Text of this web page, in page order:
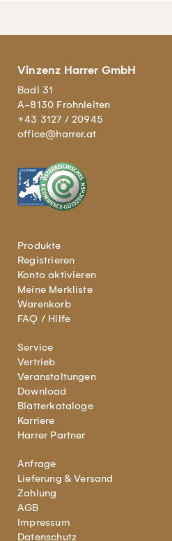
Vinzenz Harrer GmbH
Badl 31
A-8130 Frohnleiten
+43 3127 / 20945
office@harrer.at
Produkte
Registrieren
Konto aktivieren
Meine Merkliste
Warenkorb
FAQ / Hilfe
Service
Vertrieb
Veranstaltungen
Download
Blätterkataloge
Karriere
Harrer Partner
Anfrage
Lieferung & Versand
Zahlung
AGB
Impressum
Datenschutz